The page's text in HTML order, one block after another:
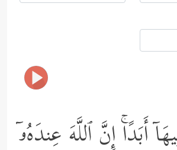
أَبَدًاۚ إِنَّ ٱللَّهَ عِندَهُۥۤ